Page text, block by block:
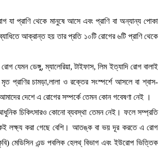
যা প্রাণি থেকে মানুষে আসে এবং প্রাণি বা অন্যান্য পোকা
আক্রান্ত হয় তার প্রতি ১০টি রোগের ৬টি প্রাণি থেকে
যেমন ডেঙ্গু, ম্যালেরিয়া, টাইফাস, লিম ইত্যাদি রোগ বালাই
প্রাণির চামড়া,লালা ও রক্তের সংস্পর্শে আসলে বা শ্বাস-
দেশে এ রোগের সম্পর্কে তেমন কোন গবেষণা নেই ।
চিকিৎসারও কোনো ব্যবস্থা তেমন নেই। ফলে সম্প্রতি
লক্ষ্য করা গেছে বেশি। আতঙ্ক বা ভয় দূর করতে এ রোগ
মেডিসিন এন্ড পবলিক হেলথ্ বিভাগ এবং ইউরোপ ভিত্তিক